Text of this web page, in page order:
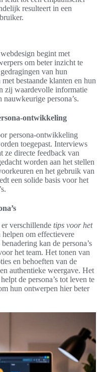
resulteert in een
begint met
om beter inzicht te
van hun
bestaande klanten en hun
zij waardevolle informatie
persona’s.
ontwikkeling
persona-ontwikkeling
toegepast. Interviews
ze directe feedback van
worden aan het stellen
en het gebruik van
een solide basis voor het
verschillende tips voor het
helpen om effectievere
kan de persona’s
het team. Het tonen van
en behoeften van de
authentieke weergave. Het
de persona’s tot leven te
hun ontwerpen hier beter